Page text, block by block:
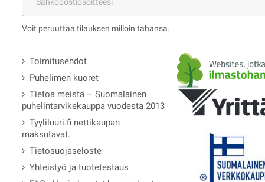
Voit peruuttaa tilauksen milloin tahansa.
Toimitusehdot
Puhelimen kuoret
Tietoa meistä – Suomalainen
puhelintarvikekauppa vuodesta 2013
Tyyliluuri.fi nettikaupan
maksutavat.
Tietosuojaseloste
Yhteistyö ja tuotetestaus